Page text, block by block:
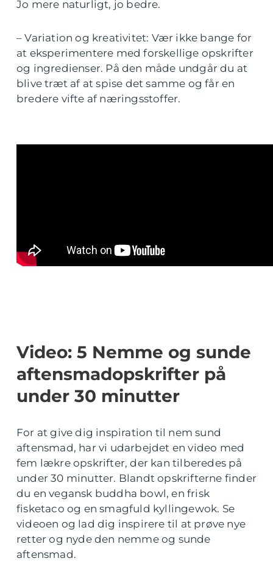
Jo mere naturligt, jo bedre.
– Variation og kreativitet: Vær ikke bange for
at eksperimentere med forskellige opskrifter
og ingredienser. På den måde undgår du at
blive træt af at spise det samme og får en
bredere vifte af næringsstoffer.
Video: 5 Nemme og sunde
aftensmadopskrifter på
under 30 minutter
For at give dig inspiration til nem sund
aftensmad, har vi udarbejdet en video med
fem lækre opskrifter, der kan tilberedes på
under 30 minutter. Blandt opskrifterne finder
du en vegansk buddha bowl, en frisk
fisketaco og en smagfuld kyllingewok. Se
videoen og lad dig inspirere til at prøve nye
retter og nyde den nemme og sunde
aftensmad.